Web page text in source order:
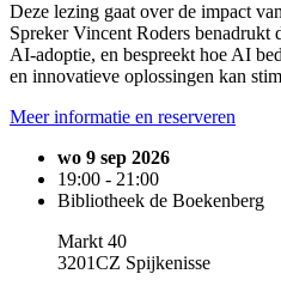
Deze lezing gaat over de impact
Spreker Vincent Roders benadrukt
AI-adoptie, en bespreekt hoe AI
en innovatieve oplossingen kan
Meer informatie en reserveren
wo 9 sep 2026
19:00 - 21:00
Bibliotheek de Boekenberg
Markt 40
3201CZ Spijkenisse